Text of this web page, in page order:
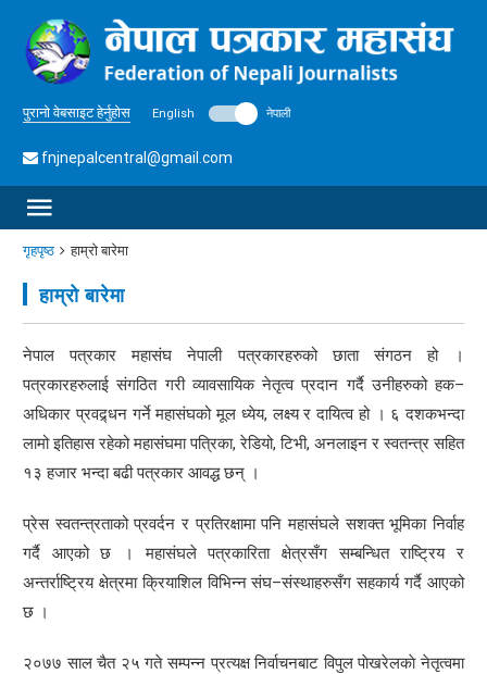
पुरानो वेबसाइट हेर्नुहोस English नेपाली
fnjnepalcentral@gmail.com
गृहपृष्ठ हाम्रो बारेमा
हाम्रो बारेमा
नेपाल पत्रकार महासंघ नेपाली पत्रकारहरुको छाता संगठन हो ।
पत्रकारहरुलाई संगठित गरी व्यावसायिक नेतृत्व प्रदान गर्दै उनीहरुको हक–
अधिकार प्रवद्र्धन गर्ने महासंघको मूल ध्येय, लक्ष्य र दायित्व हो । ६ दशकभन्दा
लामो इतिहास रहेको महासंघमा पत्रिका, रेडियो, टिभी, अनलाइन र स्वतन्त्र सहित
१३ हजार भन्दा बढी पत्रकार आवद्ध छन् ।
प्रेस स्वतन्त्रताको प्रवर्दन र प्रतिरक्षामा पनि महासंघले सशक्त भूमिका निर्वाह
गर्दै आएको छ । महासंघले पत्रकारिता क्षेत्रसँग सम्बन्धित राष्ट्रिय र
अन्तर्राष्ट्रिय क्षेत्रमा क्रियाशिल विभिन्न संघ–संस्थाहरुसँग सहकार्य गर्दै आएको
छ ।
२०७७ साल चैत २५ गते सम्पन्न प्रत्यक्ष निर्वाचनबाट विपुल पाेखरेलकाे नेतृत्वमा